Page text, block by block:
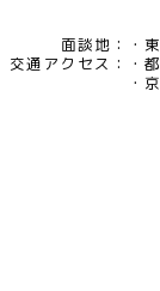
面談地：
交通アクセス：